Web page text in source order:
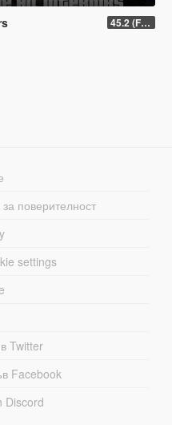
45.2 (Fix Sniper Zoom Crashing Game #2)
поверителност
settings
Twitter
Facebook
Discord